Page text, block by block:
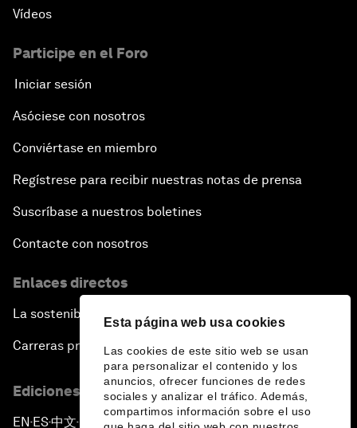
Esta página web usa cookies
Las cookies de este sitio web se usan
para personalizar el contenido y los
anuncios, ofrecer funciones de redes
sociales y analizar el tráfico. Además,
compartimos información sobre el uso
Vídeos
Participe en el Foro
Iniciar sesión
Asóciese con nosotros
Conviértase en miembro
Regístrese para recibir nuestras notas de prensa
Suscríbase a nuestros boletines
Contacte con nosotros
Enlaces directos
La sostenibilidad en el Foro
Carreras profesionales
Ediciones en otros idiomas
EN ▪ES▪中文▪ 日本語